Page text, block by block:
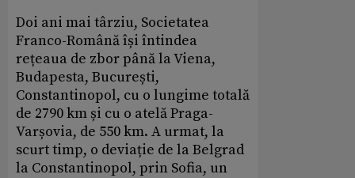
Doi ani mai târziu, Societatea
Franco-Română își întindea
rețeaua de zbor până la Viena,
Budapesta, București,
Constantinopol, cu o lungime totală
de 2790 km și cu o atelă Praga-
Varșovia, de 550 km. A urmat, la
scurt timp, o deviație de la Belgrad
la Constantinopol, prin Sofia, un